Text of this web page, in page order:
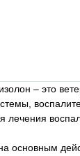
– это
лечения
основным